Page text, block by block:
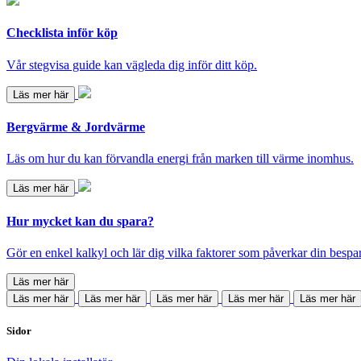
Checklista inför köp
Vår stegvisa guide kan vägleda dig inför ditt köp.
Läs mer här
Bergvärme & Jordvärme
Läs om hur du kan förvandla energi från marken till värme inomhus.
Läs mer här
Hur mycket kan du spara?
Gör en enkel kalkyl och lär dig vilka faktorer som påverkar din
Läs mer här
Läs mer här
Läs mer här Läs mer här Läs mer här Läs mer här
Sidor